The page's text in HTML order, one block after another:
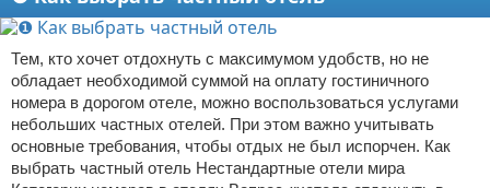
Тем, кто хочет отдохнуть с максимумом удобств, но не
обладает необходимой суммой на оплату гостиничного
номера в дорогом отеле, можно воспользоваться услугами
небольших частных отелей. При этом важно учитывать
основные требования, чтобы отдых не был испорчен. Как
выбрать частный отель Нестандартные отели мира